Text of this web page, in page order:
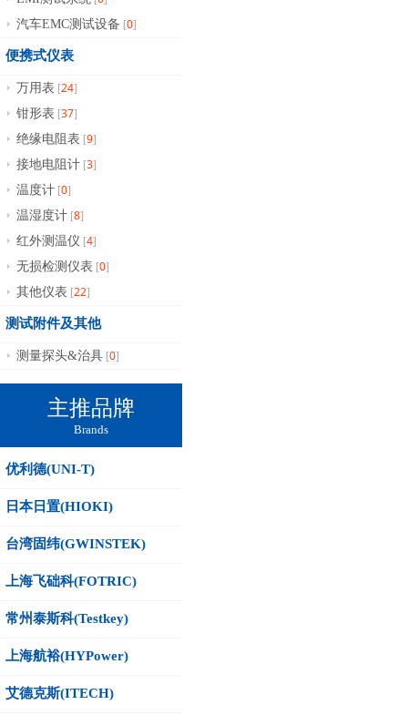
汽车EMC测试设备 [0]
便携式仪表
万用表 [24]
钳形表 [37]
绝缘电阻表 [9]
接地电阻计 [3]
温度计 [0]
温湿度计 [8]
红外测温仪 [4]
无损检测仪表 [0]
其他仪表 [22]
测试附件及其他
测量探头&治具 [0]
主推品牌
Brands
优利德(UNI-T)
日本日置(HIOKI)
台湾固纬(GWINSTEK)
上海飞础科(FOTRIC)
常州泰斯科(Testkey)
上海航裕(HYPower)
艾德克斯(ITECH)